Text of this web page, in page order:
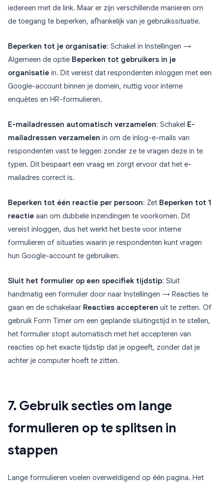
iedereen met de link. Maar er zijn verschillende manieren om
de toegang te beperken, afhankelijk van je gebruikssituatie.
Beperken tot je organisatie: Schakel in Instellingen →
Algemeen de optie Beperken tot gebruikers in je
organisatie in. Dit vereist dat respondenten inloggen met een
Google-account binnen je domein, nuttig voor interne
enquêtes en HR-formulieren.
E-mailadressen automatisch verzamelen: Schakel E-
mailadressen verzamelen in om de inlog-e-mails van
respondenten vast te leggen zonder ze te vragen deze in te
typen. Dit bespaart een vraag en zorgt ervoor dat het e-
mailadres correct is.
Beperken tot één reactie per persoon: Zet Beperken tot 1
reactie aan om dubbele inzendingen te voorkomen. Dit
vereist inloggen, dus het werkt het beste voor interne
formulieren of situaties waarin je respondenten kunt vragen
hun Google-account te gebruiken.
Sluit het formulier op een specifiek tijdstip: Sluit
handmatig een formulier door naar Instellingen → Reacties te
gaan en de schakelaar Reacties accepteren uit te zetten. Of
gebruik Form Timer om een geplande sluitingstijd in te stellen,
het formulier stopt automatisch met het accepteren van
reacties op het exacte tijdstip dat je opgeeft, zonder dat je
achter je computer hoeft te zitten.
7. Gebruik secties om lange
formulieren op te splitsen in
stappen
Lange formulieren voelen overweldigend op één pagina. Het